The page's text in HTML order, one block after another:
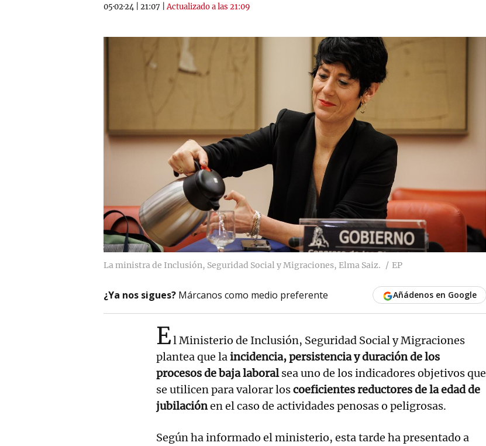
05·02·24 21:07 |Actualizado a las 21:09
La ministra de Inclusión, Seguridad Social y Migraciones, Elma Saiz. EP
¿Ya nos sigues? Márcanos como medio preferente Añádenos en Google
El Ministerio de Inclusión, Seguridad Social y Migraciones
plantea que laincidencia, persistencia y duración de los
procesos de baja laboralsea uno de los indicadores objetivos que
se utilicen para valorar loscoeficientes reductores de la edad de
jubilaciónen el caso de actividades penosas o peligrosas.
Según ha informado el ministerio, esta tarde ha presentado a